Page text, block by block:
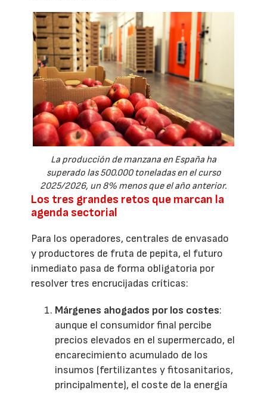
La producción de manzana en España ha
superado las 500.000 toneladas en el curso
2025/2026, un 8% menos que el año anterior.
Los tres grandes retos que marcan la
agenda sectorial
Para los operadores, centrales de envasado
y productores de fruta de pepita, el futuro
inmediato pasa de forma obligatoria por
resolver tres encrucijadas críticas:
Márgenes ahogados por los costes:
aunque el consumidor final percibe
precios elevados en el supermercado, el
encarecimiento acumulado de los
insumos (fertilizantes y fitosanitarios,
principalmente), el coste de la energía